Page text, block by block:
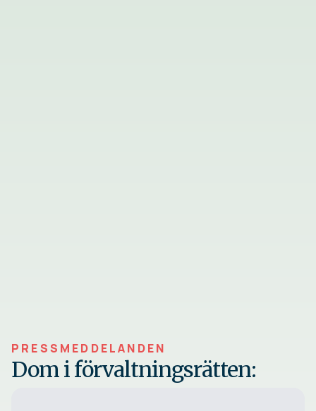
PRESSMEDDELANDEN
Dom i förvaltningsrätten: